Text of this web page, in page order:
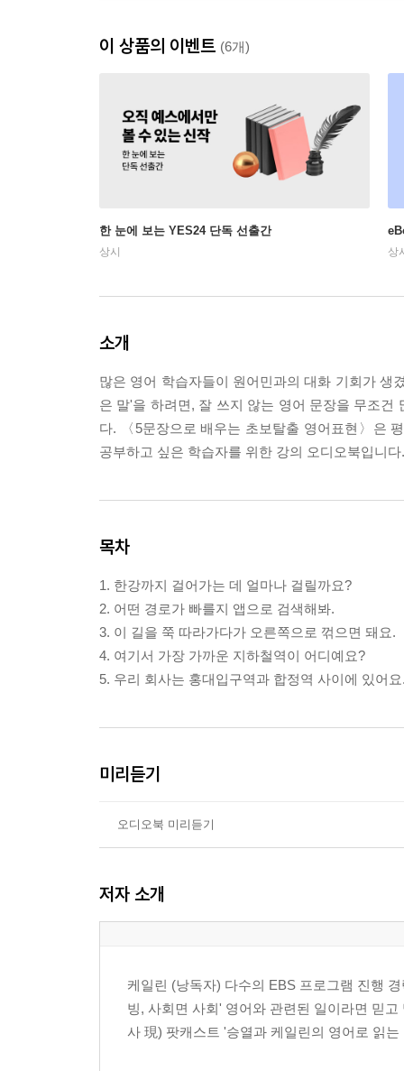
이 상품의 이벤트 (6개)
한 눈에 보는 YES24 단독 선출간
상시 상
소개
많은 영어 학습자들이 원어민과의 대화 기회가 생
은 말'을 하려면, 잘 쓰지 않는 영어 문장을 무조
다. 〈5문장으로 배우는 초보탈출 영어표현〉은
공부하고 싶은 학습자를 위한 강의 오디오북입니다.
목차
1. 한강까지 걸어가는 데 얼마나 걸릴까요?
2. 어떤 경로가 빠를지 앱으로 검색해봐.
3. 이 길을 쭉 따라가다가 오른쪽으로 꺾으면 돼요.
4. 여기서 가장 가까운 지하철역이 어디예요?
5. 우리 회사는 홍대입구역과 합정역 사이에 있어
미리듣기
오디오북 미리듣기
저자 소개
케일린 (낭독자) 다수의 EBS 프로그램 진행
빙, 사회면 사회' 영어와 관련된 일이라면 믿
사 現) 팟캐스트 '승열과 케일린의 영어로 읽